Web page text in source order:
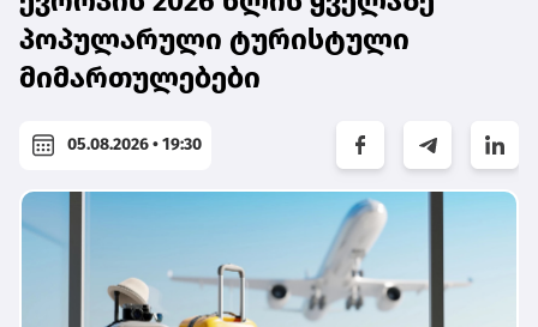
პოპულარული ტურისტული
მიმართულებები
05.08.2026 • 19:30